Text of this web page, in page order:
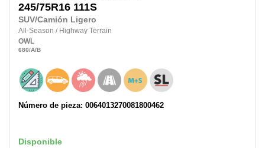
245/75R16 111S
SUV/Camión Ligero
All-Season / Highway Terrain
OWL
680/A/B
Número de pieza: 0064013270081800462
Disponible